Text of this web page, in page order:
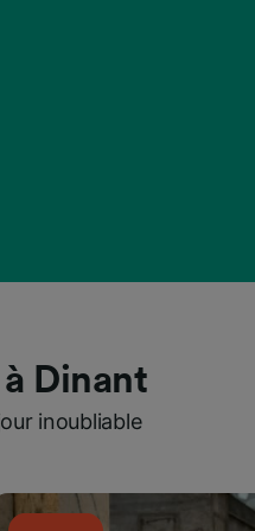
Dinant
inoubliable